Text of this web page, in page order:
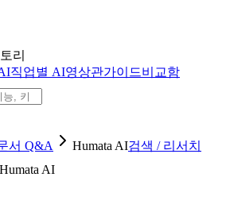
리
직업별 AI영상관가이드비교함
서 Q&A Humata AI검색 / 리서치
Humata AI